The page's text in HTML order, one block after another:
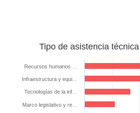
asistencia
The chart has 1 X axis displaying categories.
Tipo de asistencia
Recursos humanos …
Infraestructura y equi…
Tecnologías de la inf…
Marco legislativo y re…